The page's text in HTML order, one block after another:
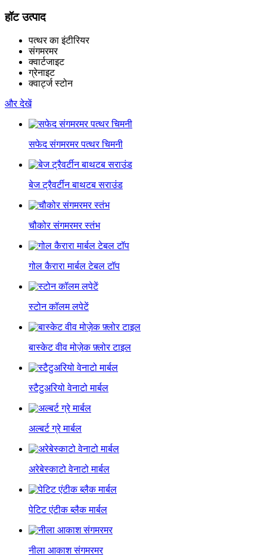
हॉट उत्पाद
पत्थर का इंटीरियर
संगमरमर
क्वार्टजाइट
ग्रेनाइट
क्वार्ट्ज स्टोन
और देखें
सफेद संगमरमर पत्थर चिमनी
बेज ट्रैवर्टीन बाथटब सराउंड
चौकोर संगमरमर स्तंभ
गोल कैरारा मार्बल टेबल टॉप
स्टोन कॉलम लपेटें
बास्केट वीव मोज़ेक फ़्लोर टाइल
स्टैटुअरियो वेनाटो मार्बल
अल्बर्ट ग्रे मार्बल
अरेबेस्काटो वेनाटो मार्बल
पेटिट एंटीक ब्लैक मार्बल
नीला आकाश संगमरमर